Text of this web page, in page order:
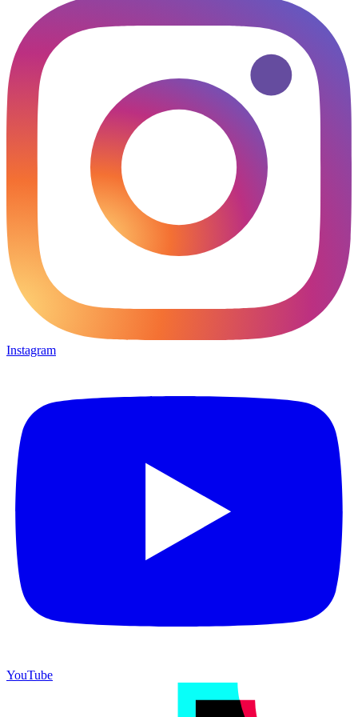
Instagram
YouTube